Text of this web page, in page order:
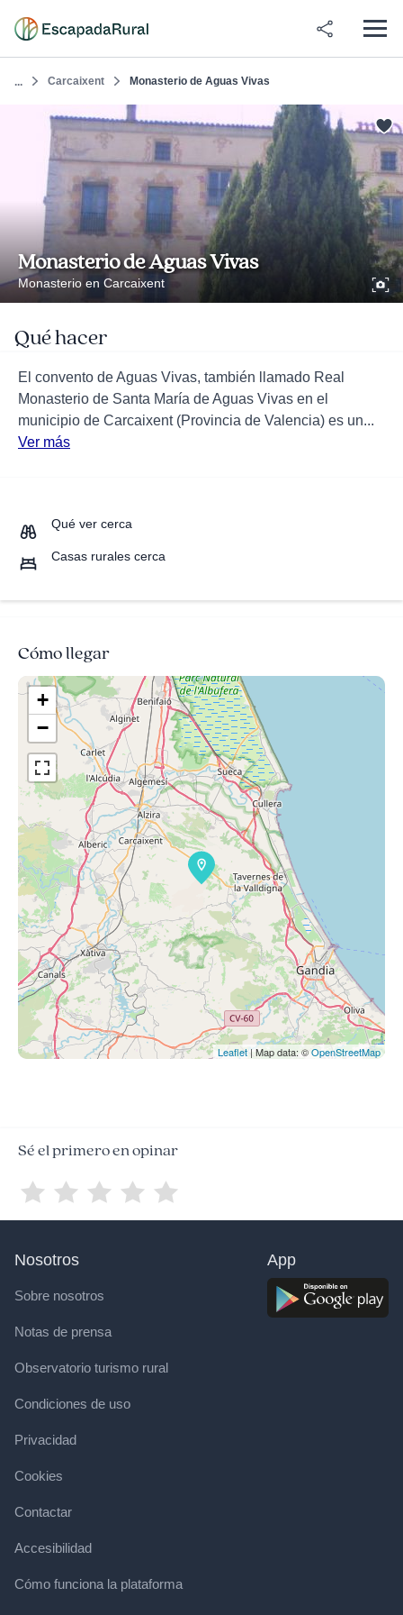
... Carcaixent Monasterio de Aguas Vivas
Monasterio de Aguas Vivas
Monasterio en Carcaixent
Qué hacer
El convento de Aguas Vivas, también llamado Real
Monasterio de Santa María de Aguas Vivas en el
municipio de Carcaixent (Provincia de Valencia) es un...
Ver más
Qué ver cerca
Casas rurales cerca
Cómo llegar
+
−
Leaflet | Map data: ©OpenStreetMap
Sé el primero en opinar
Nosotros
Sobre nosotros
Notas de prensa
Observatorio turismo rural
Condiciones de uso
Privacidad
Cookies
Contactar
Accesibilidad
Cómo funciona la plataforma
App